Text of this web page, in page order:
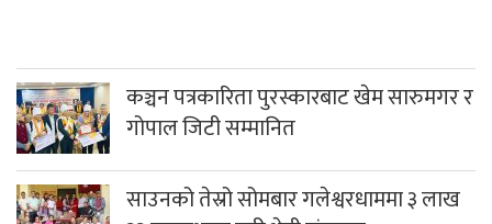
कञ्चन पत्रकारिता पुरस्कारबाट खेम सारुमगर र
गोपाल जिटी सम्मानित
साउनको तेस्रो सोमबार गलेश्वरधाममा ३ लाख